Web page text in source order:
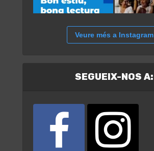
Veure més a Instagram
SEGUEIX-NOS A: